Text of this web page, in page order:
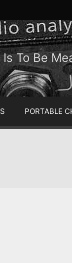
Is To Be
PORTABLE